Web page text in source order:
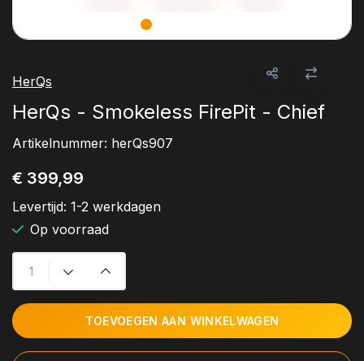
HerQs
HerQs - Smokeless FirePit - Chief
Artikelnummer: herQs907
€ 399,99
Levertijd: 1-2 werkdagen
Op voorraad
TOEVOEGEN AAN WINKELWAGEN